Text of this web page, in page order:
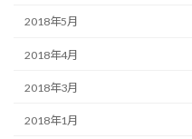
2018年5月
2018年4月
2018年3月
2018年1月